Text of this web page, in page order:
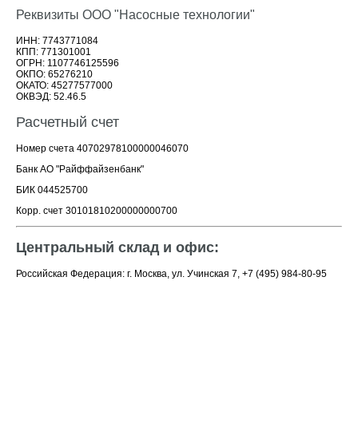
Реквизиты ООО "Насосные технологии"
ИНН: 7743771084
КПП: 771301001
ОГРН: 1107746125596
ОКПО: 65276210
ОКАТО: 45277577000
ОКВЭД: 52.46.5
Расчетный счет
Номер счета 40702978100000046070
Банк АО "Райффайзенбанк"
БИК 044525700
Корр. счет 30101810200000000700
Центральный склад и офис:
Российская Федерация: г. Москва, ул. Учинская 7, +7 (495) 984-80-95